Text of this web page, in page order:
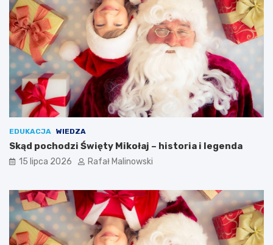
EDUKACJA WIEDZA
Skąd pochodzi Święty Mikołaj – historia i legenda
15 lipca 2026 Rafał Malinowski